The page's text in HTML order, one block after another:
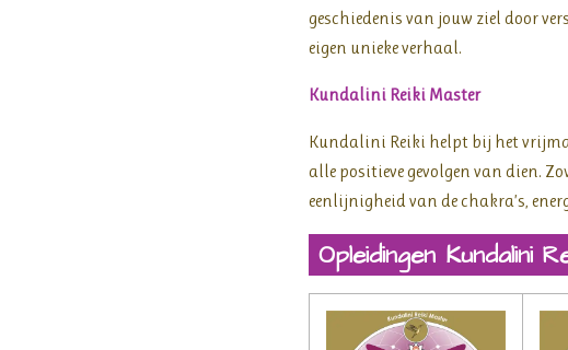
geschiedenis van jouw ziel door
eigen unieke verhaal.
Kundalini Reiki Master
Kundalini Reiki helpt bij het
alle positieve gevolgen van dien.
eenlijnigheid van de chakra’s,
Opleidingen Kundalini